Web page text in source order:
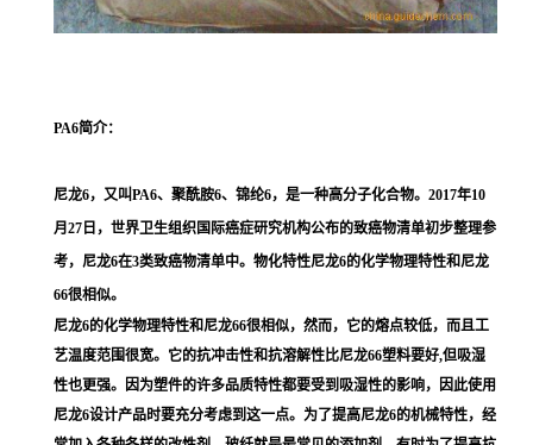
PA6简介：
尼龙6，又叫PA6、聚酰胺6、锦纶6，是一种高分子化合物。2017年10
月27日，世界卫生组织国际癌症研究机构公布的致癌物清单初步整理参
考，尼龙6在3类致癌物清单中。物化特性尼龙6的化学物理特性和尼龙
66很相似。
尼龙6的化学物理特性和尼龙66很相似，然而，它的熔点较低，而且工
艺温度范围很宽。它的抗冲击性和抗溶解性比尼龙66塑料要好,但吸湿
性也更强。因为塑件的许多品质特性都要受到吸湿性的影响，因此使用
尼龙6设计产品时要充分考虑到这一点。为了提高尼龙6的机械特性，经